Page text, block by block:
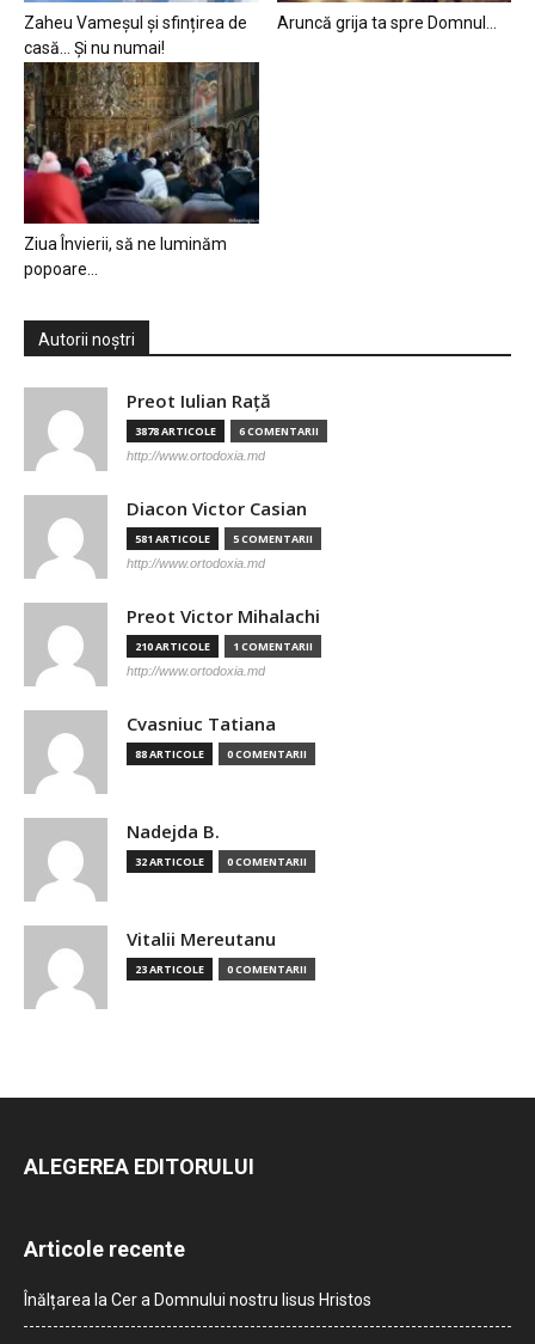
Zaheu Vameșul și sfințirea de
casă… Și nu numai!
Aruncă grija ta spre Domnul…
Ziua Învierii, să ne luminăm
popoare…
Autorii noștri
Preot Iulian Raţă
3878 ARTICOLE 6 COMENTARII
http://www.ortodoxia.md
Diacon Victor Casian
581 ARTICOLE 5 COMENTARII
http://www.ortodoxia.md
Preot Victor Mihalachi
210 ARTICOLE 1 COMENTARII
http://www.ortodoxia.md
Cvasniuc Tatiana
88 ARTICOLE 0 COMENTARII
Nadejda B.
32 ARTICOLE 0 COMENTARII
Vitalii Mereutanu
23 ARTICOLE 0 COMENTARII
ALEGEREA EDITORULUI
Articole recente
Înălțarea la Cer a Domnului nostru Iisus Hristos